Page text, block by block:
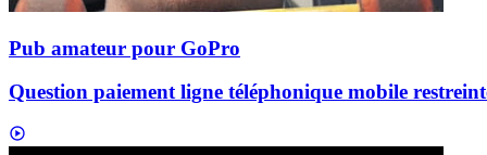
Pub amateur pour GoPro
Question paiement ligne téléphonique mobile